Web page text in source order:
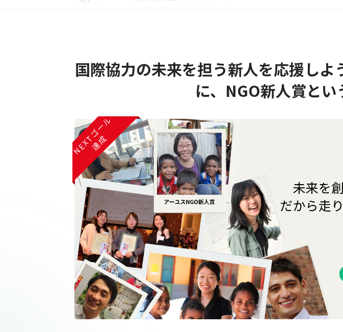
国際協力の未来を担う新人を応援し
に、NGO新人賞と
NEXTゴール
達成
NEXTゴール
達成